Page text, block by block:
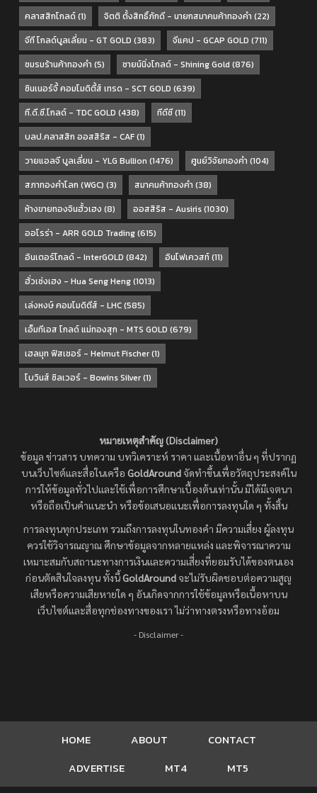
คลาสสิกโกลด์(1) จิตติ ตั้งสิทธิ์ภักดี - นายกสมาคมค้าทองคำ (22)
จีที โกลด์บูลเลี่ยน - GT GOLD (383) จีแคป - GCAP GOLD (711)
ชมรมร้านค้าทองคำ (5) ชายน์นิ่งโกลด์ - Shining Gold (876)
ซินเนอร์จี้ คอมโมดิตี้ส์ เทรด - SCT GOLD (639)
ที.ดี.ซี.โกลด์ - TDC GOLD (438) ทีดีซี(11)
บลป.คลาสสิก ออสสิริส - CAF(1)
วายแอลจี บูลเลี่ยน - YLG Bullion (1476) ศูนย์วิจัยทองคำ (104)
สภาทองคำโลก (WGC) (3) สมาคมค้าทองคำ (38)
ห้างขายทองจินฮั้วเฮง (8) ออสสิริส - Ausiris(1030)
ออโรร่า - ARR GOLD Trading(615)
อินเตอร์โกลด์ - InterGOLD (842) อินโฟเควสท์(11)
ฮั่วเซ่งเฮง - Hua Seng Heng(1013)
เล่งหงษ์ คอมโมดิตีส์ - LHC(585)
เอ็มทีเอส โกลด์ แม่ทองสุก - MTS GOLD (679)
เฮลมุท ฟิสเชอร์ - Helmut Fischer(1)
โบวินส์ ซิลเวอร์ - Bowins Silver(1)
หมายเหตุสำคัญ (Disclaimer)
ข้อมูล ข่าวสาร บทความ บทวิเคราะห์ ราคา และเนื้อหาอื่น ๆ ที่ปรากฏ
บนเว็บไซต์และสื่อในเครือ GoldAroundจัดทำขึ้นเพื่อวัตถุประสงค์ใน
การให้ข้อมูลทั่วไปและใช้เพื่อการศึกษาเบื้องต้นเท่านั้น มิได้มีเจตนา
หรือถือเป็นคำแนะนำ หรือข้อเสนอแนะเพื่อการลงทุนใด ๆ ทั้งสิ้น
การลงทุนทุกประเภท รวมถึงการลงทุนในทองคำ มีความเสี่ยง ผู้ลงทุน
ควรใช้วิจารณญาณ ศึกษาข้อมูลจากหลายแหล่ง และพิจารณาความ
เหมาะสมกับสถานะทางการเงินและความเสี่ยงที่ยอมรับได้ของตนเอง
ก่อนตัดสินใจลงทุน ทั้งนี้GoldAround จะไม่รับผิดชอบต่อความสูญ
เสียหรือความเสียหายใด ๆ อันเกิดจากการใช้ข้อมูลหรือเนื้อหาบน
เว็บไซต์และสื่อทุกช่องทางของเรา ไม่ว่าทางตรงหรือทางอ้อม
- Disclaimer -
HOME ABOUT
CONTACT
ADVERTISE
MT4 MT5